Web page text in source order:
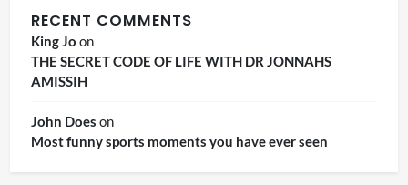
RECENT COMMENTS
King Jo on
THE SECRET CODE OF LIFE WITH DR JONNAHS
AMISSIH
John Does on
Most funny sports moments you have ever seen